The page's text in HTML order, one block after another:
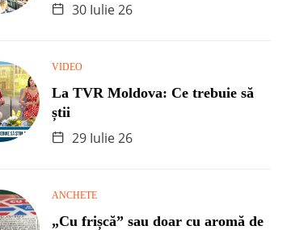
30 Iulie 26
VIDEO
La TVR Moldova: Ce trebuie să
știi
29 Iulie 26
ANCHETE
„Cu frișcă” sau doar cu aromă de